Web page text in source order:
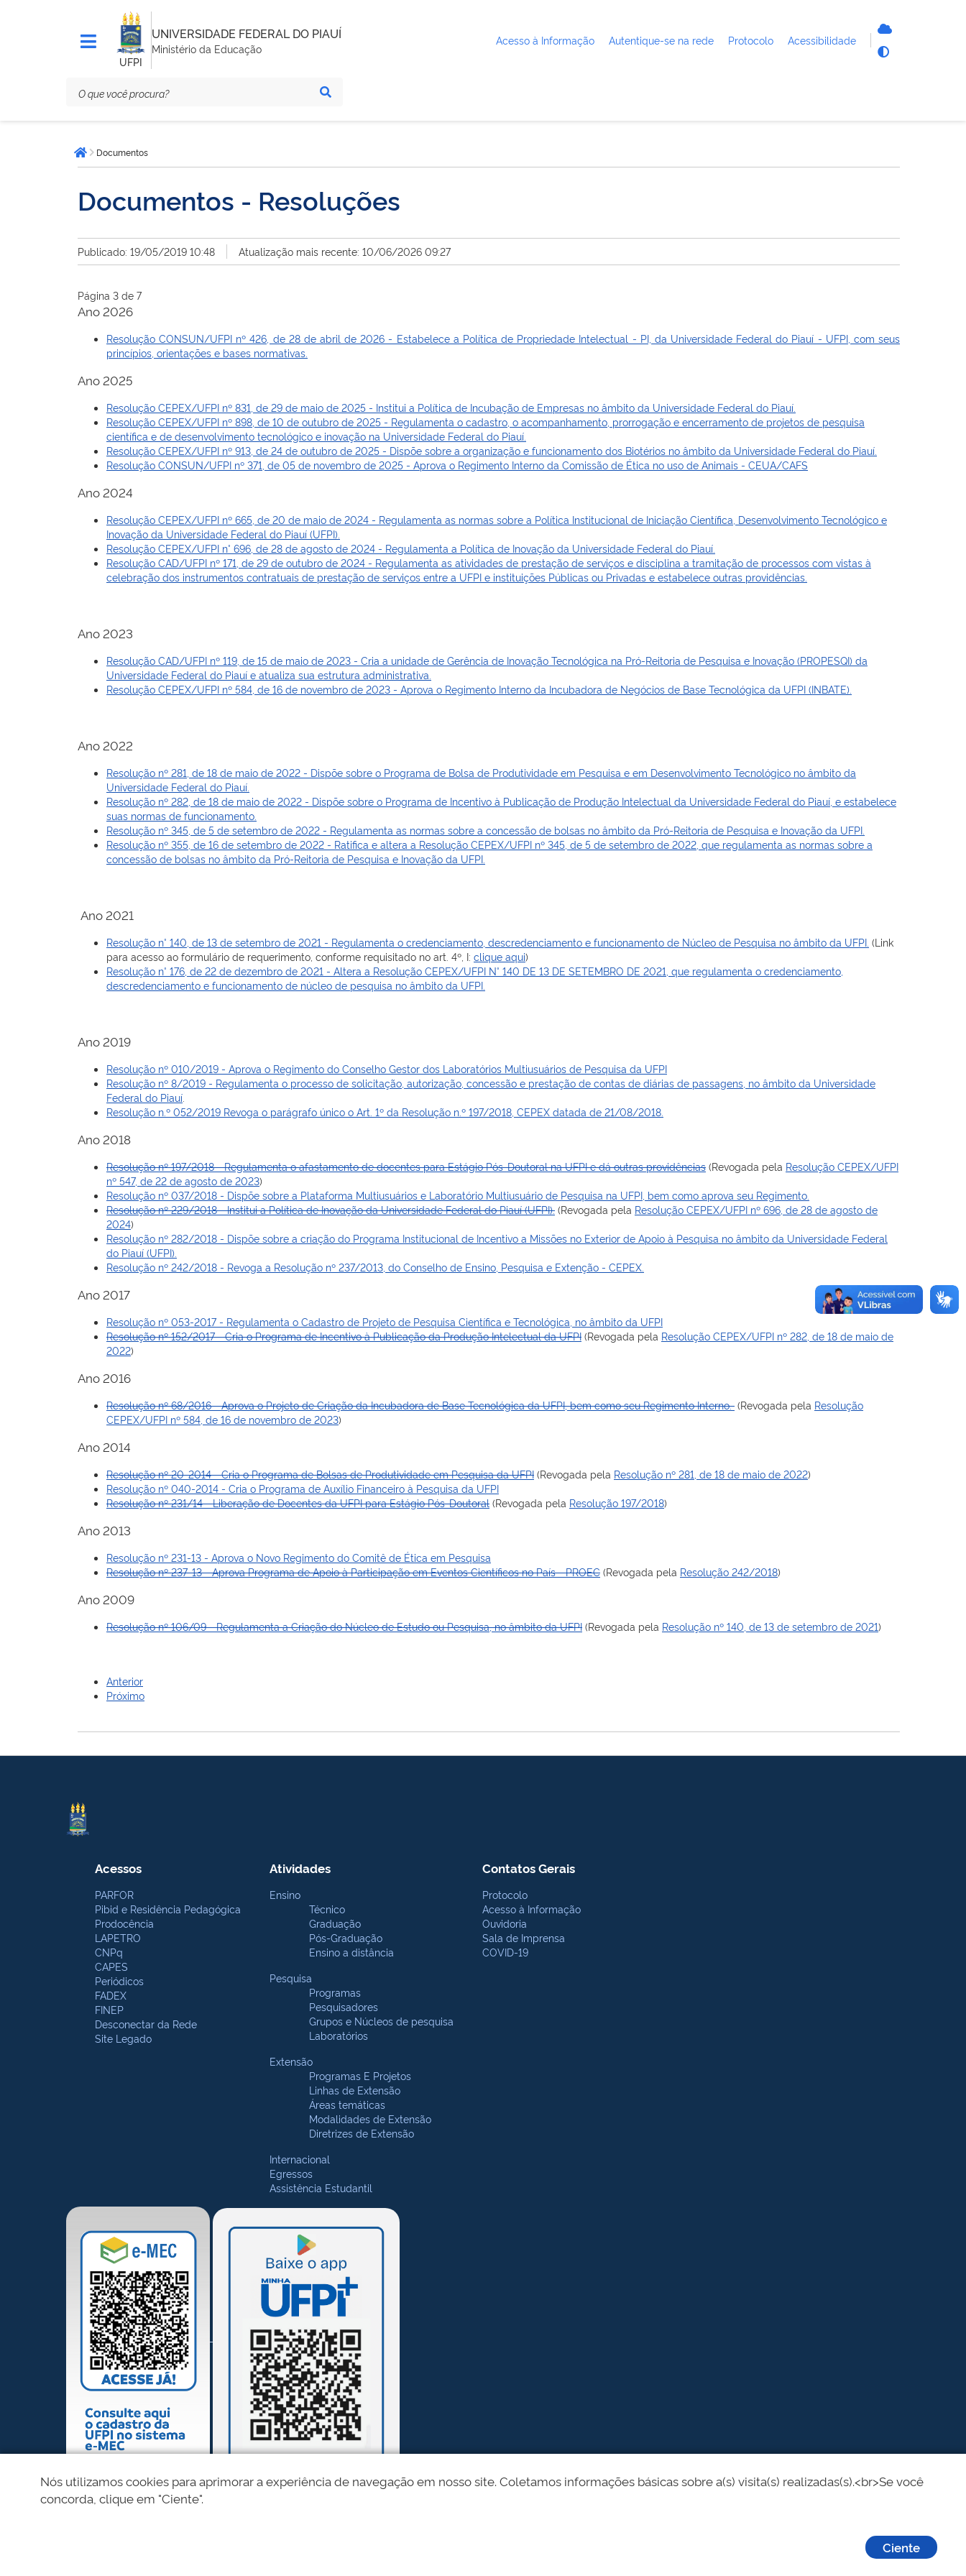
UFPI
UNIVERSIDADE FEDERAL DO PIAUÍ
Ministério da Educação
Acesso à Informação Autentique-se na rede Protocolo Acessibilidade
está
aqui:Página inicial
Documentos
Documentos - Resoluções
Publicado: 19/05/2019 10:48 Atualização mais recente: 10/06/2026 09:27
Página 3 de 7
Ano 2026
Resolução CONSUN/UFPI nº 426, de 28 de abril de 2026 - Estabelece a Política de Propriedade Intelectual - PI, da Universidade Federal do Piauí - UFPI, com seus
princípios, orientações e bases normativas.
Ano 2025
Resolução CEPEX/UFPI nº 831, de 29 de maio de 2025 - Institui a Política de Incubação de Empresas no âmbito da Universidade Federal do Piauí.
Resolução CEPEX/UFPI nº 898, de 10 de outubro de 2025 - Regulamenta o cadastro, o acompanhamento, prorrogação e encerramento de projetos de pesquisa
científica e de desenvolvimento tecnológico e inovação na Universidade Federal do Piauí.
Resolução CEPEX/UFPI nº 913, de 24 de outubro de 2025 - Dispõe sobre a organização e funcionamento dos Biotérios no âmbito da Universidade Federal do Piauí.
Resolução CONSUN/UFPI nº 371, de 05 de novembro de 2025 - Aprova o Regimento Interno da Comissão de Ética no uso de Animais - CEUA/CAFS
Ano 2024
Resolução CEPEX/UFPI nº 665, de 20 de maio de 2024 - Regulamenta as normas sobre a Política Institucional de Iniciação Científica, Desenvolvimento Tecnológico e
Inovação da Universidade Federal do Piauí (UFPI).
Resolução CEPEX/UFPI n° 696, de 28 de agosto de 2024 - Regulamenta a Política de Inovação da Universidade Federal do Piauí.
Resolução CAD/UFPI nº 171, de 29 de outubro de 2024 - Regulamenta as atividades de prestação de serviços e disciplina a tramitação de processos com vistas à
celebração dos instrumentos contratuais de prestação de serviços entre a UFPI e instituições Públicas ou Privadas e estabelece outras providências.
Ano 2023
Resolução CAD/UFPI nº 119, de 15 de maio de 2023 - Cria a unidade de Gerência de Inovação Tecnológica na Pró-Reitoria de Pesquisa e Inovação (PROPESQI) da
Universidade Federal do Piauí e atualiza sua estrutura administrativa.
Resolução CEPEX/UFPI nº 584, de 16 de novembro de 2023 - Aprova o Regimento Interno da Incubadora de Negócios de Base Tecnológica da UFPI (INBATE).
Ano 2022
Resolução nº 281, de 18 de maio de 2022 - Dispõe sobre o Programa de Bolsa de Produtividade em Pesquisa e em Desenvolvimento Tecnológico no âmbito da
Universidade Federal do Piauí.
Resolução nº 282, de 18 de maio de 2022 - Dispõe sobre o Programa de Incentivo à Publicação de Produção Intelectual da Universidade Federal do Piauí, e estabelece
suas normas de funcionamento.
Resolução nº 345, de 5 de setembro de 2022 - Regulamenta as normas sobre a concessão de bolsas no âmbito da Pró-Reitoria de Pesquisa e Inovação da UFPI.
Resolução nº 355, de 16 de setembro de 2022 - Ratifica e altera a Resolução CEPEX/UFPI nº 345, de 5 de setembro de 2022, que regulamenta as normas sobre a
concessão de bolsas no âmbito da Pró-Reitoria de Pesquisa e Inovação da UFPI.
Ano 2021
Resolução n° 140, de 13 de setembro de 2021 - Regulamenta o credenciamento, descredenciamento e funcionamento de Núcleo de Pesquisa no âmbito da UFPI. (Link
para acesso ao formulário de requerimento, conforme requisitado no art. 4º, I: clique aqui)
Resolução n° 176, de 22 de dezembro de 2021 - Altera a Resolução CEPEX/UFPI N° 140 DE 13 DE SETEMBRO DE 2021, que regulamenta o credenciamento,
descredenciamento e funcionamento de núcleo de pesquisa no âmbito da UFPI.
Ano 2019
Resolução nº 010/2019 - Aprova o Regimento do Conselho Gestor dos Laboratórios Multiusuários de Pesquisa da UFPI
Resolução nº 8/2019 - Regulamenta o processo de solicitação, autorização, concessão e prestação de contas de diárias de passagens, no âmbito da Universidade
Federal do Piauí
Resolução n.º 052/2019 Revoga o parágrafo único o Art. 1º da Resolução n.º 197/2018, CEPEX datada de 21/08/2018.
Ano 2018
Resolução nº 197/2018 - Regulamenta o afastamento de docentes para Estágio Pós-Doutoral na UFPI e dá outras providências (Revogada pela Resolução CEPEX/UFPI
nº 547, de 22 de agosto de 2023)
Resolução nº 037/2018 - Dispõe sobre a Plataforma Multiusuários e Laboratório Multiusuário de Pesquisa na UFPI, bem como aprova seu Regimento.
Resolução nº 229/2018 - Institui a Política de Inovação da Universidade Federal do Piauí (UFPI). (Revogada pela Resolução CEPEX/UFPI nº 696, de 28 de agosto de
2024)
Resolução nº 282/2018 - Dispõe sobre a criação do Programa Institucional de Incentivo a Missões no Exterior de Apoio à Pesquisa no âmbito da Universidade Federal
do Piauí (UFPI).
Resolução nº 242/2018 - Revoga a Resolução nº 237/2013, do Conselho de Ensino, Pesquisa e Extenção - CEPEX.
Ano 2017
Resolução nº 053-2017 - Regulamenta o Cadastro de Projeto de Pesquisa Científica e Tecnológica, no âmbito da UFPI
Resolução nº 152/2017 - Cria o Programa de Incentivo à Publicação da Produção Intelectual da UFPI (Revogada pela Resolução CEPEX/UFPI nº 282, de 18 de maio de
2022)
Ano 2016
Resolução nº 68/2016 - Aprova o Projeto de Criação da Incubadora de Base Tecnológica da UFPI, bem como seu Regimento Interno. (Revogada pela Resolução
CEPEX/UFPI nº 584, de 16 de novembro de 2023)
Ano 2014
Resolução nº 20-2014 - Cria o Programa de Bolsas de Produtividade em Pesquisa da UFPI (Revogada pela Resolução nº 281, de 18 de maio de 2022)
Resolução nº 040-2014 - Cria o Programa de Auxílio Financeiro à Pesquisa da UFPI
Resolução nº 231/14 - Liberação de Docentes da UFPI para Estágio Pós-Doutoral (Revogada pela Resolução 197/2018)
Ano 2013
Resolução nº 231-13 - Aprova o Novo Regimento do Comitê de Ética em Pesquisa
Resolução nº 237-13 - Aprova Programa de Apoio à Participação em Eventos Científicos no País - PROEC (Revogada pela Resolução 242/2018)
Ano 2009
Resolução nº 106/09 - Regulamenta a Criação do Núcleo de Estudo ou Pesquisa, no âmbito da UFPI (Revogada pela Resolução nº 140, de 13 de setembro de 2021)
Anterior
Próximo
Acessos
PARFOR
Pibid e Residência Pedagógica
Prodocência
LAPETRO
CNPq
CAPES
Periódicos
FADEX
FINEP
Desconectar da Rede
Site Legado
Atividades
Ensino
Técnico
Graduação
Pós-Graduação
Ensino a distância
Pesquisa
Programas
Pesquisadores
Grupos e Núcleos de pesquisa
Laboratórios
Extensão
Programas E Projetos
Linhas de Extensão
Áreas temáticas
Modalidades de Extensão
Diretrizes de Extensão
Internacional
Egressos
Assistência Estudantil
Contatos Gerais
Protocolo
Acesso à Informação
Ouvidoria
Sala de Imprensa
COVID-19
Nós utilizamos cookies para aprimorar a experiência de navegação em nosso site. Coletamos informações básicas sobre a(s) visita(s) realizadas(s).<br>Se você
concorda, clique em "Ciente".
Ciente